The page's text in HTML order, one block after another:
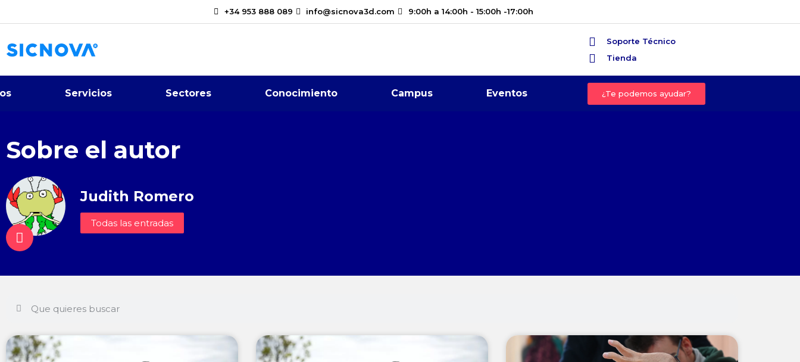
+34 953 888 089 info@sicnova3d.com 9:00h a 14:00h - 15:00h -17:00h
Soporte Técnico
Tienda
Servicios Sectores Conocimiento Campus Eventos ¿Te podemos ayudar?
Sobre el autor
Judith Romero
Todas las entradas